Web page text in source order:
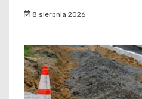
8 sierpnia 2026